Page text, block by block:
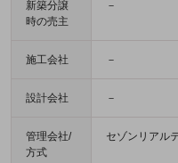
新築分譲
時の売主
－
施工会社 －
設計会社 －
管理会社/
方式
セゾンリアル